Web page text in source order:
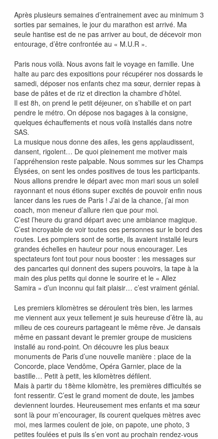
Après plusieurs semaines d’entrainement avec au minimum 3
sorties par semaines, le jour du marathon est arrivé. Ma
seule hantise est de ne pas arriver au bout, de décevoir mon
entourage, d’être confrontée au « M.U.R ».
Paris nous voilà. Nous avons fait le voyage en famille. Une
halte au parc des expositions pour récupérer nos dossards le
samedi, déposer nos enfants chez ma sœur, dernier repas à
base de pâtes et de riz et direction la chambre d’hôtel.
Il est 8h, on prend le petit déjeuner, on s’habille et on part
pendre le métro. On dépose nos bagages à la consigne,
quelques échauffements et nous voilà installés dans notre
SAS.
La musique nous donne des ailes, les gens applaudissent,
dansent, rigolent… De quoi pleinement me motiver mais
l’appréhension reste palpable. Nous sommes sur les Champs
Élysées, on sent les ondes positives de tous les participants.
Nous allions prendre le départ avec mon mari sous un soleil
rayonnant et nous étions super excités de pouvoir enfin nous
lancer dans les rues de Paris ! J’ai de la chance, j’ai mon
coach, mon meneur d’allure rien que pour moi.
C’est l’heure du grand départ avec une ambiance magique.
C’est incroyable de voir toutes ces personnes sur le bord des
routes. Les pompiers sont de sortie, ils avaient installé leurs
grandes échelles en hauteur pour nous encourager. Les
spectateurs font tout pour nous booster : les messages sur
des pancartes qui donnent des supers pouvoirs, la tape à la
main des plus petits qui donne le sourire et le « Allez
Samira » d’un inconnu qui fait plaisir… c’est vraiment génial.
Les premiers kilomètres se déroulent très bien, les larmes
me viennent aux yeux tellement je suis heureuse d’être là, au
milieu de ces coureurs partageant le même rêve. Je dansais
même en passant devant le premier groupe de musiciens
installé au rond-point. On découvre les plus beaux
monuments de Paris d’une nouvelle manière : place de la
Concorde, place Vendôme, Opéra Garnier, place de la
bastille… Petit à petit, les kilomètres défilent.
Mais à partir du 18ème kilomètre, les premières difficultés se
font ressentir. C’est le grand moment de doute, les jambes
deviennent lourdes. Heureusement mes enfants et ma sœur
sont là pour m’encourager, ils courent quelques mètres avec
moi, mes larmes coulent de joie, on papote, une photo, 3
petites foulées et puis ils s’en vont au prochain rendez-vous